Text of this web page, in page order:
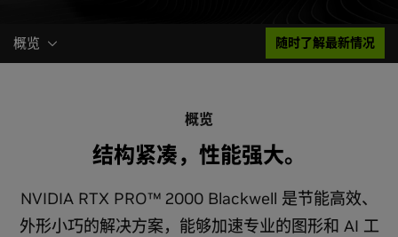
概览 随时了解最新情况
概览
结构紧凑，性能强大。
NVIDIA RTX PRO™ 2000 Blackwell 是节能高效、
外形小巧的解决方案，能够加速专业的图形和 AI 工